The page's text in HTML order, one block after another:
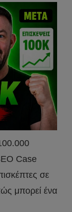
Case
σε
μπορεί ένα